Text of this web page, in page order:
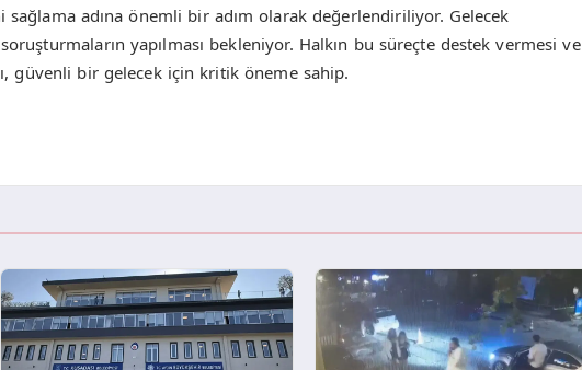
sağlama adına önemli bir adım olarak değerlendiriliyor. Gelecek
yapılması bekleniyor. Halkın bu süreçte destek vermesi ve
güvenli bir gelecek için kritik öneme sahip.